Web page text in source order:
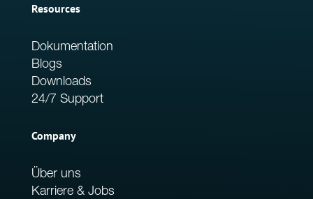
Resources
Dokumentation
Blogs
Downloads
24/7 Support
Company
Über uns
Karriere & Jobs